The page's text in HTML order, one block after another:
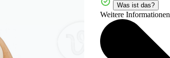
Was ist das?
Weitere Informationen